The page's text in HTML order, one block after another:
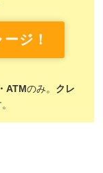
ジ！
ATMのみ。 クレ